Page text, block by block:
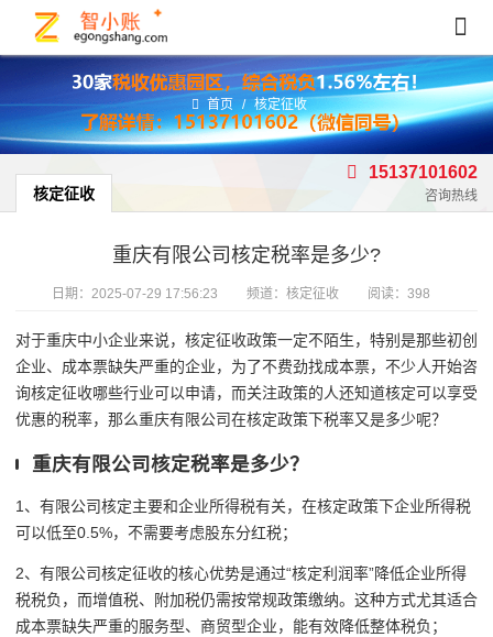
首页 / 核定征收
核定征收
15137101602
咨询热线
重庆有限公司核定税率是多少?
日期： 2025-07-29 17:56:23 频道： 核定征收 阅读：398
对于重庆中小企业来说，核定征收政策一定不陌生，特别是那些初创
企业、成本票缺失严重的企业，为了不费劲找成本票，不少人开始咨
询核定征收哪些行业可以申请，而关注政策的人还知道核定可以享受
优惠的税率，那么重庆有限公司在核定政策下税率又是多少呢？
重庆有限公司核定税率是多少？
1、有限公司核定主要和企业所得税有关，在核定政策下企业所得税
可以低至0.5%，不需要考虑股东分红税；
2、有限公司核定征收的核心优势是通过“核定利润率”降低企业所得
税税负，而增值税、附加税仍需按常规政策缴纳。这种方式尤其适合
成本票缺失严重的服务型、商贸型企业，能有效降低整体税负；